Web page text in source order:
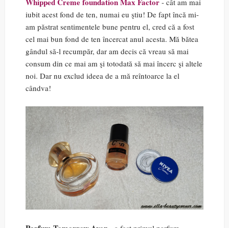
iubit acest fond de ten, numai eu ştiu! De fapt încă mi-
am păstrat sentimentele bune pentru el, cred că a fost
cel mai bun fond de ten încercat anul acesta. Mă bătea
gândul să-l recumpăr, dar am decis că vreau să mai
consum din ce mai am şi totodată să mai încerc şi altele
noi. Dar nu exclud ideea de a mă reîntoarce la el
cândva!